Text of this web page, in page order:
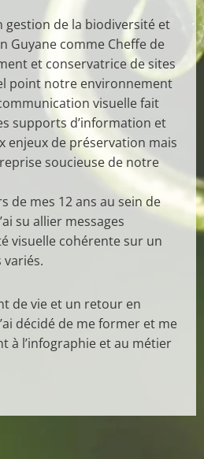
gestion de la biodiversité et
Guyane comme Cheffe de
et conservatrice de sites
point notre environnement
visuelle fait
supports d’information et
enjeux de préservation mais
soucieuse de notre
de mes 12 ans au sein de
su allier messages
visuelle cohérente sur un
de vie et un retour en
décidé de me former et me
à l’infographie et au métier